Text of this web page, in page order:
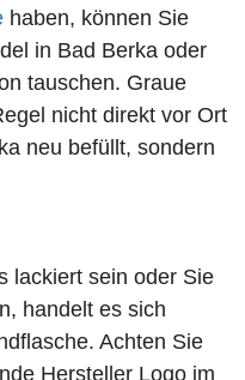
haben, können Sie
in Bad Berka oder
tauschen. Graue
nicht direkt vor Ort
neu befüllt, sondern
lackiert sein oder Sie
handelt es sich
Achten Sie
Hersteller Logo im